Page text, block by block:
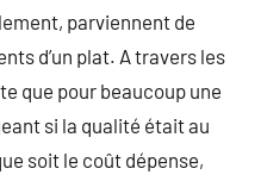
parviennent de
d’un plat. A travers les
que pour beaucoup une
si la qualité était au
soit le coût dépense,